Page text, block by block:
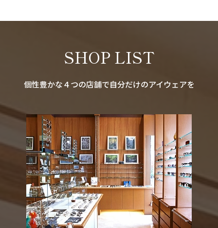
SHOP LIST
個性豊かな４つの店舗で自分だけのアイウェアを